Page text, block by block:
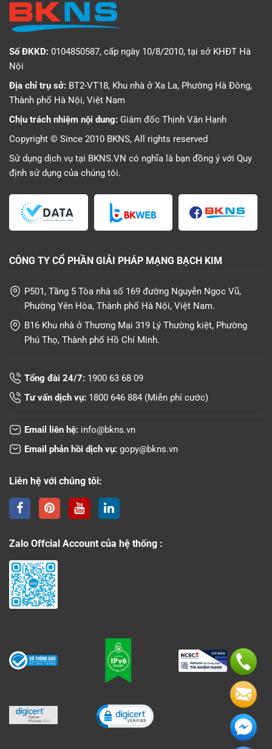
Số ĐKKD: 0104850587, cấp ngày 10/8/2010, tại sở KHĐT Hà
Nội
Địa chỉ trụ sở: BT2-VT18, Khu nhà ở Xa La, Phường Hà Đông,
Thành phố Hà Nội, Việt Nam
Chịu trách nhiệm nội dung: Giám đốc Thịnh Văn Hạnh
Copyright © Since 2010 BKNS, All rights reserved
Sử dụng dịch vụ tại BKNS.VN có nghĩa là bạn đồng ý với Quy
định sử dụng của chúng tôi.
CÔNG TY CỔ PHẦN GIẢI PHÁP MẠNG BẠCH KIM
P501, Tầng 5 Tòa nhà số 169 đường Nguyễn Ngọc Vũ,
Phường Yên Hòa, Thành phố Hà Nội, Việt Nam.
B16 Khu nhà ở Thương Mại 319 Lý Thường kiệt, Phường
Phú Thọ, Thành phố Hồ Chí Minh.
Tổng đài 24/7: 1900 63 68 09
Tư vấn dịch vụ: 1800 646 884 (Miễn phí cước)
Email liên hệ: info@bkns.vn
Email phản hồi dịch vụ: gopy@bkns.vn
Liên hệ với chúng tôi:
Zalo Offcial Account của hệ thống :
Click to open certificate